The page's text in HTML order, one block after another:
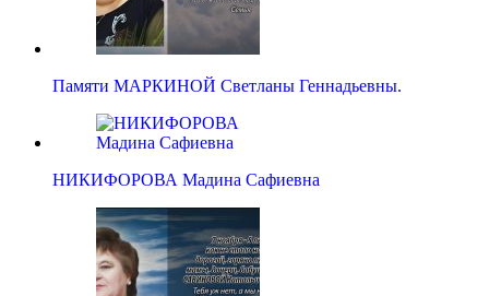
Памяти МАРКИНОЙ Светланы Геннадьевны.
НИКИФОРОВА Мадина Сафиевна